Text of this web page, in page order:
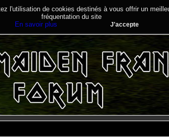
l'utilisation de cookies destinés à vous offrir un
fréquentation du site
En savoir plus
J'accepte